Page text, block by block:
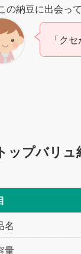
の納豆に出会っ
「ク
ップバリ
名
量